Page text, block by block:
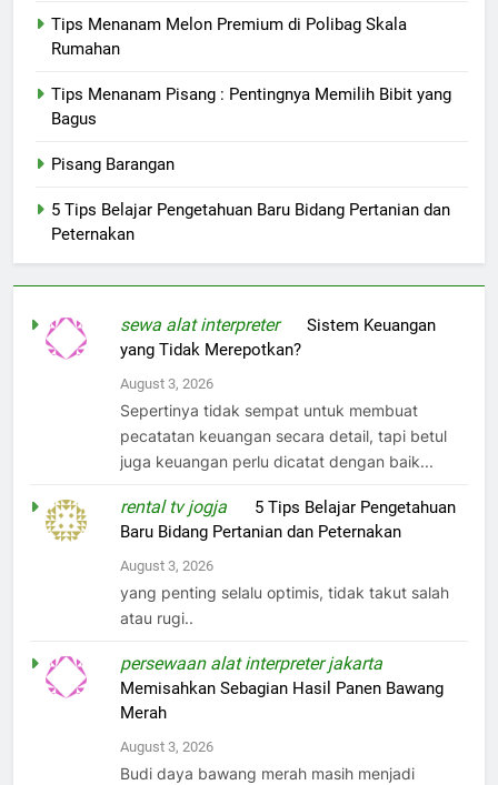
Tips Menanam Melon Premium di Polibag Skala
Rumahan
Tips Menanam Pisang : Pentingnya Memilih Bibit yang
Bagus
Pisang Barangan
5 Tips Belajar Pengetahuan Baru Bidang Pertanian dan
Peternakan
sewa alat interpreteronSistem Keuangan
yang Tidak Merepotkan?
August 3, 2026
Sepertinya tidak sempat untuk membuat
pecatatan keuangan secara detail, tapi betul
juga keuangan perlu dicatat dengan baik...
rental tv jogja
5 Tips Belajar Pengetahuan
Baru Bidang Pertanian dan Peternakan
August 3, 2026
yang penting selalu optimis, tidak takut salah
atau rugi..
persewaan alat interpreter jakarta
Memisahkan Sebagian Hasil Panen Bawang
Merah
August 3, 2026
Budi daya bawang merah masih menjadi